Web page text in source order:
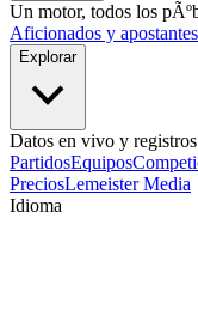
Un motor, todos los
Aficionados y apostantes
Explorar
Datos en vivo y
PartidosEquipos
PreciosLemeister Media
Idioma